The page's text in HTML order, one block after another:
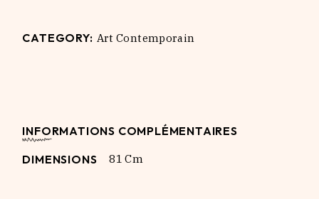
CATEGORY: Art Contemporain
INFORMATIONS COMPLÉMENTAIRES
DIMENSIONS
81 Cm